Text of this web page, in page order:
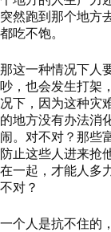
突然跑到那个地方
都吃不饱。
那这一种情况下人
吵，也会发生打架
况下，因为这种灾
的地方没有办法消
闹。对不对？那些
防止这些人进来抢
在一起，才能人多
不对？
一个人是抗不住的